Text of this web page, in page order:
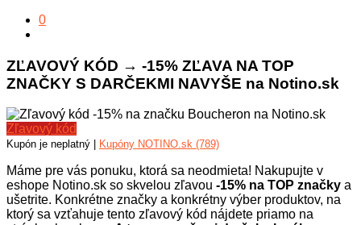
0
ZĽAVOVÝ KÓD → -15% ZĽAVA NA TOP
ZNAČKY S DARČEKMI NAVYŠE na Notino.sk
Zľavový kód
Kupón je neplatný | Kupóny NOTINO.sk (789)
Máme pre vás ponuku, ktorá sa neodmieta! Nakupujte v
eshope Notino.sk so skvelou zľavou -15% na TOP značky a
ušetrite. Konkrétne značky a konkrétny výber produktov, na
ktorý sa vzťahuje tento zľavový kód nájdete priamo na